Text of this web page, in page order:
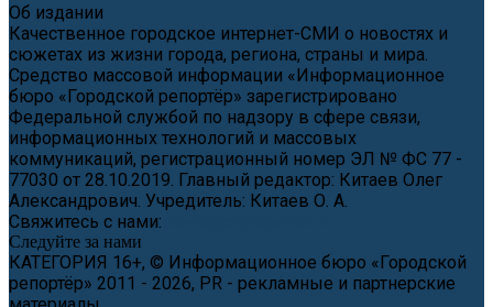
Об издании
Качественное городское интернет-СМИ о новостях и
сюжетах из жизни города, региона, страны и мира.
Средство массовой информации «Информационное
бюро «Городской репортёр» зарегистрировано
Федеральной службой по надзору в сфере связи,
информационных технологий и массовых
коммуникаций, регистрационный номер ЭЛ № ФС 77 -
77030 от 28.10.2019. Главный редактор: Китаев Олег
Александрович. Учредитель: Китаев О. А.
Свяжитесь с нами:
Следуйте за нами
КАТЕГОРИЯ 16+, © Информационное бюро «Городской
репортёр» 2011 - 2026, PR - рекламные и партнерские